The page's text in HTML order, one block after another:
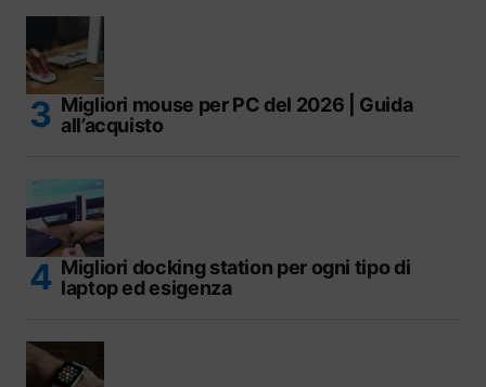
Migliori mouse per PC del 2026 | Guida
all’acquisto
Migliori docking station per ogni tipo di
laptop ed esigenza